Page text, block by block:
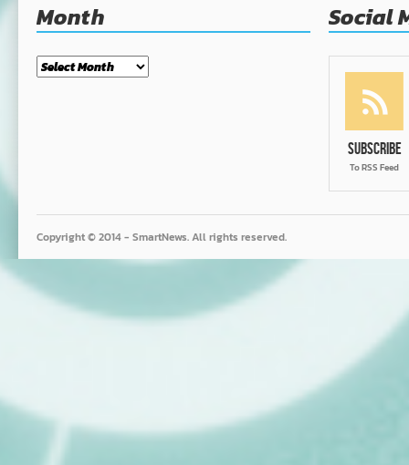
Month
Month
Social
Subscribe
To RSS Feed
Copyright © 2014 - SmartNews. All rights reserved.